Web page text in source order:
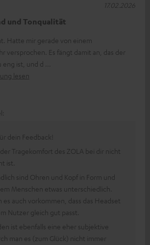
und Tonqualität
Hatte mir gerade von einem
versprochen. Es fängt damit an, das der
eng ist, und d
lesen
17.02.2026
dein Feedback!
Tragekomfort des ZOLA bei dir nicht
ist.
sind Ohren und Kopf in Form und
Menschen etwas unterschiedlich.
es auch vorkommen, dass das Headset
Nutzer gleich gut passt.
ist ebenfalls eine eher subjektive
man es (zum Glück) nicht immer